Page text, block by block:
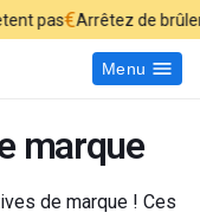
€Arrêtez de brûler
Menu
marque
de marque ! Ces